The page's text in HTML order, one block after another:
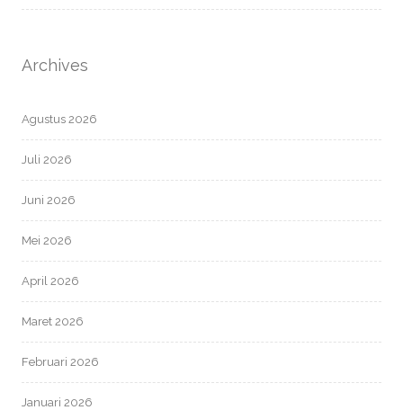
Archives
Agustus 2026
Juli 2026
Juni 2026
Mei 2026
April 2026
Maret 2026
Februari 2026
Januari 2026